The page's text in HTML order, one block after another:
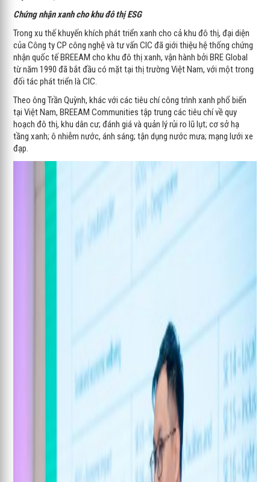
Chứng nhận xanh cho khu đô thị ESG
Trong xu thế khuyến khích phát triển xanh cho cả khu đô thị, đại diện
của Công ty CP công nghệ và tư vấn CIC đã giới thiệu hệ thống chứng
nhận quốc tế BREEAM cho khu đô thị xanh, vận hành bởi BRE Global
từ năm 1990 đã bắt đầu có mặt tại thị trường Việt Nam, với một trong
đối tác phát triển là CIC.
Theo ông Trần Quỳnh, khác với các tiêu chí công trình xanh phổ biến
tại Việt Nam, BREEAM Communities tập trung các tiêu chí về quy
hoạch đô thị, khu dân cư; đánh giá và quản lý rủi ro lũ lụt; cơ sở hạ
tầng xanh; ô nhiễm nước, ánh sáng; tận dụng nước mưa; mạng lưới xe
đạp.